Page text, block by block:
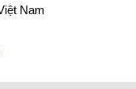
Nam